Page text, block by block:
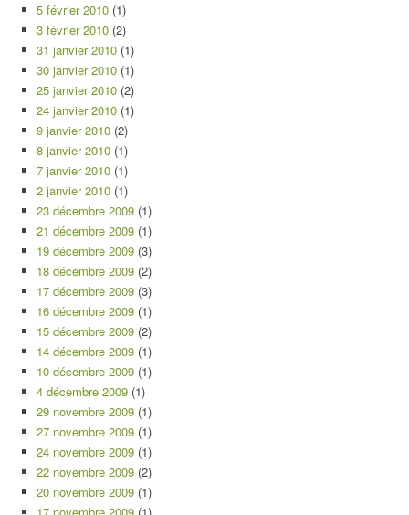
5 février 2010 (1)
3 février 2010 (2)
31 janvier 2010 (1)
30 janvier 2010 (1)
25 janvier 2010 (2)
24 janvier 2010 (1)
9 janvier 2010 (2)
8 janvier 2010 (1)
7 janvier 2010 (1)
2 janvier 2010 (1)
23 décembre 2009 (1)
21 décembre 2009 (1)
19 décembre 2009 (3)
18 décembre 2009 (2)
17 décembre 2009 (3)
16 décembre 2009 (1)
15 décembre 2009 (2)
14 décembre 2009 (1)
10 décembre 2009 (1)
4 décembre 2009 (1)
29 novembre 2009 (1)
27 novembre 2009 (1)
24 novembre 2009 (1)
22 novembre 2009 (2)
20 novembre 2009 (1)